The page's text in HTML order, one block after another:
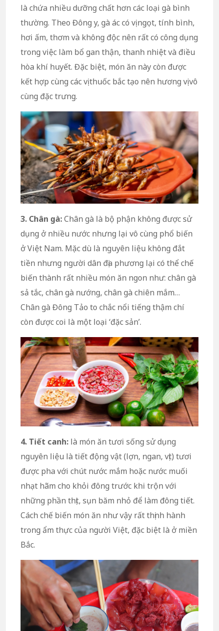
là chứa nhiều dưỡng chất hơn các loại gà bình
thường. Theo Đông y, gà ác có vị ngọt, tính bình,
hơi ấm, thơm và không độc nên rất có công dụng
trong việc làm bổ gan thận, thanh nhiệt và điều
hòa khí huyết. Đặc biệt, món ăn này còn được
kết hợp cùng các vị thuốc bắc tạo nên hương vị vô
cùng đặc trưng.
3. Chân gà:Chân gà là bộ phận không được sử
dụng ở nhiều nước nhưng lại vô cùng phổ biến
ở Việt Nam. Mặc dù là nguyên liệu không đắt
tiền nhưng người dân địa phương lại có thể chế
biến thành rất nhiều món ăn ngon như: chân gà
sả tắc, chân gà nướng, chân gà chiên mắm…
Chân gà Đông Tảo to chắc nổi tiếng thậm chí
còn được coi là một loại ‘đặc sản’.
4. Tiết canh: là món ăn tươi sống sử dụng
nguyên liệu là tiết động vật (lợn, ngan, vịt) tươi
được pha với chút nước mắm hoặc nước muối
nhạt hãm cho khỏi đông trước khi trộn với
những phần thịt, sụn băm nhỏ để làm đông tiết.
Cách chế biến món ăn như vậy rất thịnh hành
trong ẩm thực của người Việt, đặc biệt là ở miền
Bắc.